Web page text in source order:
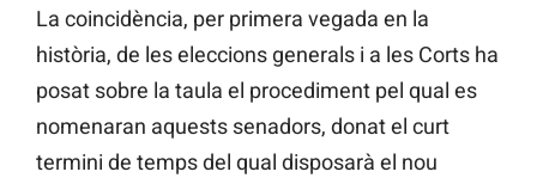
La coincidència, per primera vegada en la
història, de les eleccions generals i a les Corts ha
posat sobre la taula el procediment pel qual es
nomenaran aquests senadors, donat el curt
termini de temps del qual disposarà el nou